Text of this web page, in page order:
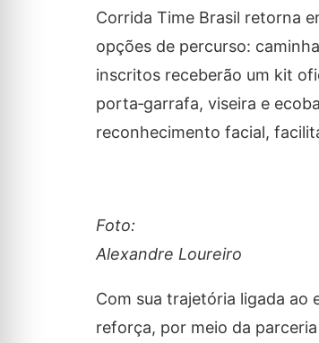
Corrida Time Brasil retorna
opções de percurso:
inscritos receberão um kit
porta‑garrafa, viseira e
reconhecimento facial,
Foto:
Alexandre Loureiro
Com sua trajetória ligada ao
reforça, por meio da